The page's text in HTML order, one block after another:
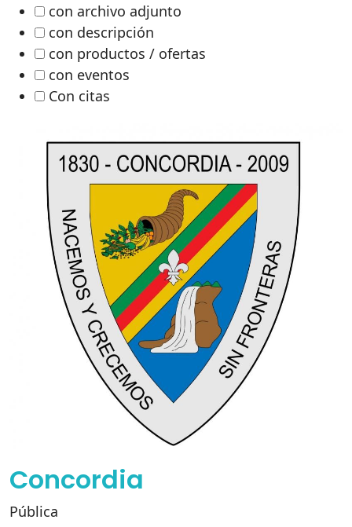
con archivo adjunto
con descripción
con productos / ofertas
con eventos
Con citas
Concordia
Pública